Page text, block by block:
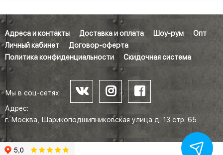
Адреса и контакты Доставка и оплата Шоу-рум
Опт
Личный кабинет
Договор-оферта
Политика конфиденциальности
Скидочная система
Мы в соц-сетях:
Адрес:
г. Москва, Шарикоподшипниковская улица д. 13 стр. 65